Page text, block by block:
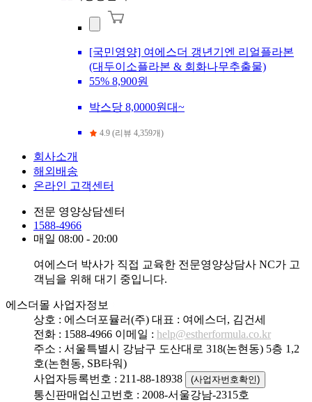
[국민영양] 여에스더 갱년기엔 리얼플라본
(대두이소플라본 & 회화나무추출물)
55% 8,900원
박스당 8,0000원대~
4.9 (리뷰 4,359개)
회사소개
해외배송
온라인 고객센터
전문 영양상담센터
1588-4966
매일 08:00 - 20:00
여에스더 박사가 직접 교육한 전문영양상담사 NC가 고
객님을 위해 대기 중입니다.
에스더몰 사업자정보
상호 : 에스더포뮬러(주) 대표 : 여에스더, 김건세
전화 : 1588-4966 이메일 : help@estherformula.co.kr
주소 : 서울특별시 강남구 도산대로 318(논현동) 5층 1,2
호(논현동, SB타워)
사업자등록번호 : 211-88-18938
(사업자번호확인)
통신판매업신고번호 : 2008-서울강남-2315호